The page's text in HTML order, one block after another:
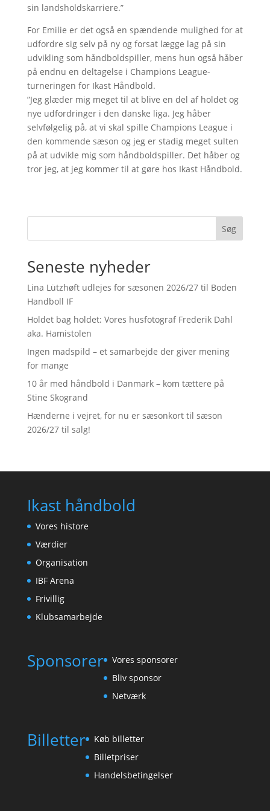
sin landsholdskarriere.”
For Emilie er det også en spændende mulighed for at
udfordre sig selv på ny og forsat lægge lag på sin
udvikling som håndboldspiller, mens hun også håber
på endnu en deltagelse i Champions League-
turneringen for Ikast Håndbold.
”Jeg glæder mig meget til at blive en del af holdet og
nye udfordringer i den danske liga. Jeg håber
selvfølgelig på, at vi skal spille Champions League i
den kommende sæson og jeg er stadig meget sulten
på at udvikle mig som håndboldspiller. Det håber og
tror jeg, at jeg kommer til at gøre hos Ikast Håndbold.
Søg
Seneste nyheder
Lina Lützhøft udlejes for sæsonen 2026/27 til Boden
Handboll IF
Holdet bag holdet: Vores husfotograf Frederik Dahl
aka. Hamistolen
Ingen madspild – et samarbejde der giver mening
for mange
10 år med håndbold i Danmark – kom tættere på
Stine Skogrand
Hænderne i vejret, for nu er sæsonkort til sæson
2026/27 til salg!
Ikast håndbold
Vores histore
Værdier
Organisation
IBF Arena
Frivillig
Klubsamarbejde
Sponsorer
Vores sponsorer
Bliv sponsor
Netværk
Billetter
Køb billetter
Billetpriser
Handelsbetingelser